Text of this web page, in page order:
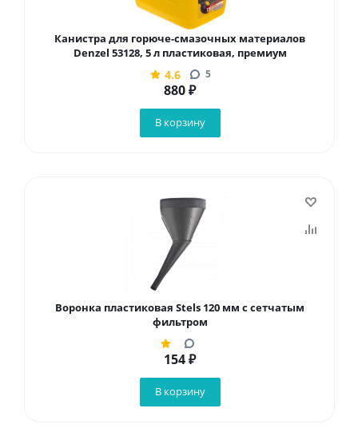
Канистра для горюче-смазочных материалов
Denzel 53128, 5 л пластиковая, премиум
4.6 5
880₽
В корзину
Воронка пластиковая Stels 120 мм с сетчатым
фильтром
154₽
В корзину